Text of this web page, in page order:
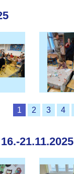
1 2 3 4
21.11.2025